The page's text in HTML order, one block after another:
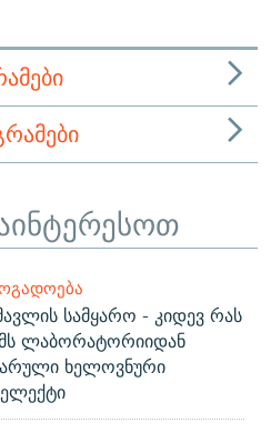
სამყარო - კიდევ რას
ლაბორატორიიდან
ხელოვნური